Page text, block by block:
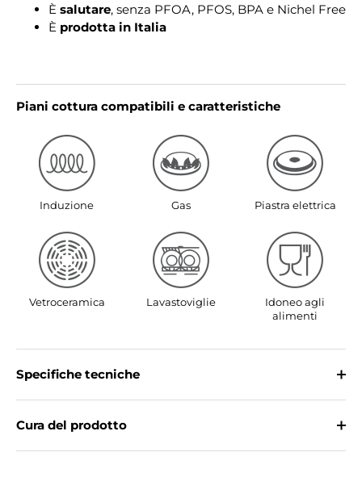
È salutare, senza PFOA, PFOS, BPA e Nichel Free
È prodotta in Italia
Piani cottura compatibili e caratteristiche
Induzione Gas Piastra elettrica
Vetroceramica Lavastoviglie
Idoneo agli
alimenti
Specifiche tecniche
Cura del prodotto